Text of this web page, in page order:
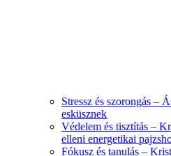
Stressz és szorongás –
esküsznek
Védelem és tisztítás –
elleni energetikai
Fókusz és tanulás –